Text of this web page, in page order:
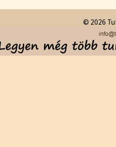
© 2026